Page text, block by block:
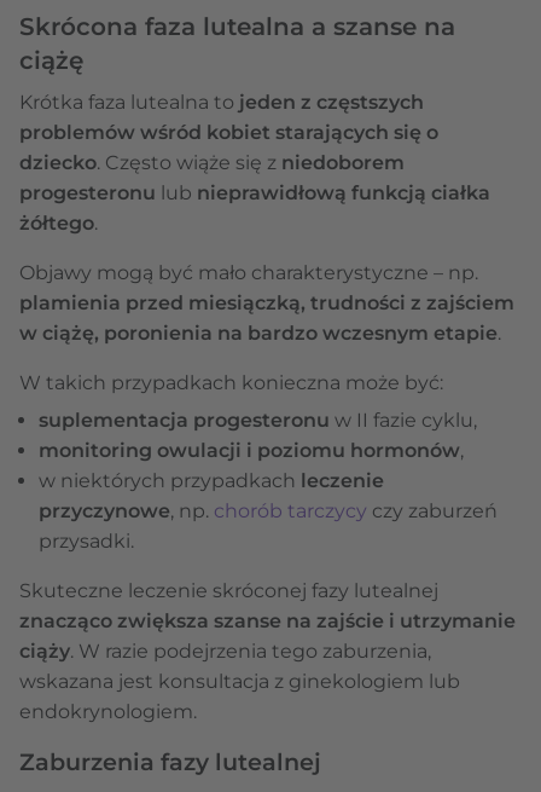
Skrócona faza lutealna a szanse na
ciążę
Krótka faza lutealna to jeden z częstszych
problemów wśród kobiet starających się o
dziecko. Często wiąże się z niedoborem
progesteronu lub nieprawidłową funkcją ciałka
żółtego.
Objawy mogą być mało charakterystyczne – np.
plamienia przed miesiączką, trudności z zajściem
w ciążę, poronienia na bardzo wczesnym etapie.
W takich przypadkach konieczna może być:
suplementacja progesteronu w II fazie cyklu,
monitoring owulacji i poziomu hormonów,
w niektórych przypadkach leczenie
przyczynowe, np. chorób tarczycy czy zaburzeń
przysadki.
Skuteczne leczenie skróconej fazy lutealnej
znacząco zwiększa szanse na zajście i utrzymanie
ciąży. W razie podejrzenia tego zaburzenia,
wskazana jest konsultacja z ginekologiem lub
endokrynologiem.
Zaburzenia fazy lutealnej